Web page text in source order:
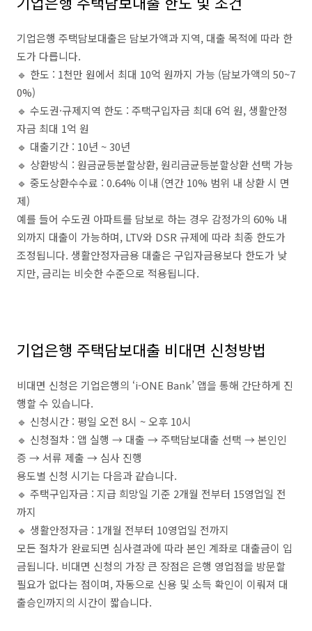
기업은행 주택담보대출은 담보가액과 지역, 대출 목적에 따라 한
도가 다릅니다.
🔹 한도 : 1천만 원에서 최대 10억 원까지 가능 (담보가액의 50~7
0%)
🔹 수도권·규제지역 한도 : 주택구입자금 최대 6억 원, 생활안정
자금 최대 1억 원
🔹 대출기간 : 10년 ~ 30년
🔹 상환방식 : 원금균등분할상환, 원리금균등분할상환 선택 가능
🔹 중도상환수수료 : 0.64% 이내 (연간 10% 범위 내 상환 시 면
제)
예를 들어 수도권 아파트를 담보로 하는 경우 감정가의 60% 내
외까지 대출이 가능하며, LTV와 DSR 규제에 따라 최종 한도가
조정됩니다. 생활안정자금용 대출은 구입자금용보다 한도가 낮
지만, 금리는 비슷한 수준으로 적용됩니다.
기업은행 주택담보대출 비대면 신청방법
비대면 신청은 기업은행의 ‘i-ONE Bank’ 앱을 통해 간단하게 진
행할 수 있습니다.
🔹 신청시간 : 평일 오전 8시 ~ 오후 10시
🔹 신청절차 : 앱 실행 → 대출 → 주택담보대출 선택 → 본인인
증 → 서류 제출 → 심사 진행
용도별 신청 시기는 다음과 같습니다.
🔹 주택구입자금 : 지급 희망일 기준 2개월 전부터 15영업일 전
까지
🔹 생활안정자금 : 1개월 전부터 10영업일 전까지
모든 절차가 완료되면 심사결과에 따라 본인 계좌로 대출금이 입
금됩니다. 비대면 신청의 가장 큰 장점은 은행 영업점을 방문할
필요가 없다는 점이며, 자동으로 신용 및 소득 확인이 이뤄져 대
출승인까지의 시간이 짧습니다.